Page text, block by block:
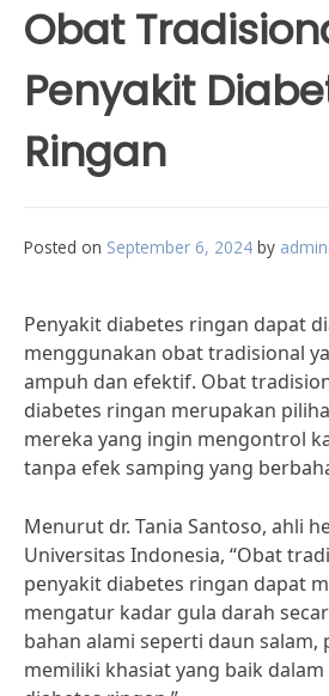
Obat
Penyakit
Ringan
Posted on September 6, 2024 by
Penyakit diabetes ringan dapat
menggunakan obat tradisional
ampuh dan efektif. Obat
diabetes ringan merupakan
mereka yang ingin mengontrol
tanpa efek samping yang
Menurut dr. Tania Santoso, ahli
Universitas Indonesia, “Obat
penyakit diabetes ringan dapat
mengatur kadar gula darah
bahan alami seperti daun salam,
memiliki khasiat yang baik